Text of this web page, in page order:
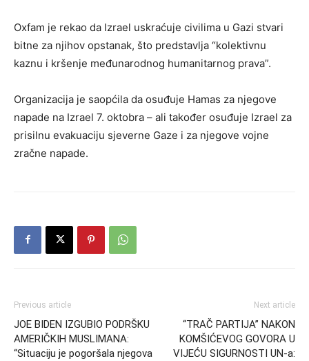
Oxfam je rekao da Izrael uskraćuje civilima u Gazi stvari
bitne za njihov opstanak, što predstavlja “kolektivnu
kaznu i kršenje međunarodnog humanitarnog prava”.
Organizacija je saopćila da osuđuje Hamas za njegove
napade na Izrael 7. oktobra – ali također osuđuje Izrael za
prisilnu evakuaciju sjeverne Gaze i za njegove vojne
zračne napade.
Previous article
JOE BIDEN IZGUBIO PODRŠKU
AMERIČKIH MUSLIMANA:
“Situaciju je pogoršala njegova
Next article
“TRAČ PARTIJA” NAKON
KOMŠIĆEVOG GOVORA U
VIJEĆU SIGURNOSTI UN-a: